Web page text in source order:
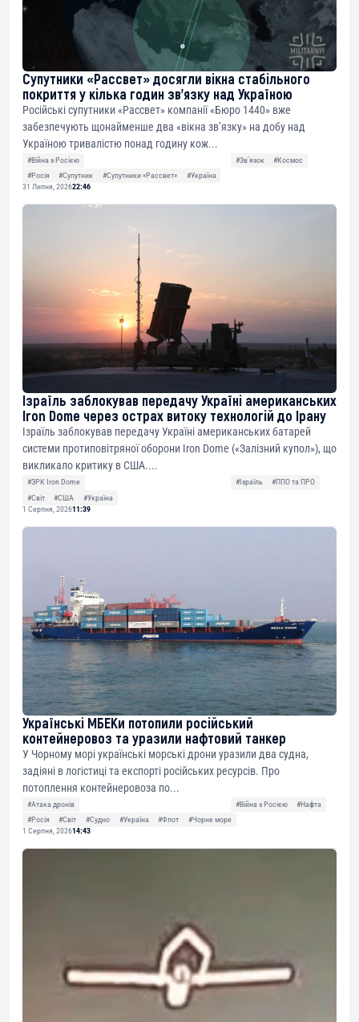
Супутники «Рассвет» досягли вікна стабільного
покриття у кілька годин зв’язку над Україною
Російські супутники «Рассвет» компанії «Бюро 1440» вже
забезпечують щонайменше два «вікна зв’язку» на добу над
Україною тривалістю понад годину кож...
#Війна з Росією #Звʼязок
#Космос
#Росія
#Супутник #Супутники «Рассвет»
#Україна
31 Липня, 202622:46
Ізраїль заблокував передачу Україні американських
Iron Dome через острах витоку технологій до Ірану
Ізраїль заблокував передачу Україні американських батарей
системи протиповітряної оборони Iron Dome («Залізний купол»), що
викликало критику в США....
#ЗРК Iron Dome #Ізраїль
#ППО та ПРО
#Світ
#США
#Україна
1 Серпня, 202611:39
Українські МБЕКи потопили російський
контейнеровоз та уразили нафтовий танкер
У Чорному морі українські морські дрони уразили два судна,
задіяні в логістиці та експорті російських ресурсів. Про
потоплення контейнеровоза по...
#Атака дронів #Війна з Росією
#Нафта
#Росія
#Світ #Судно #Україна #Флот
#Чорне море
1 Серпня, 202614:43